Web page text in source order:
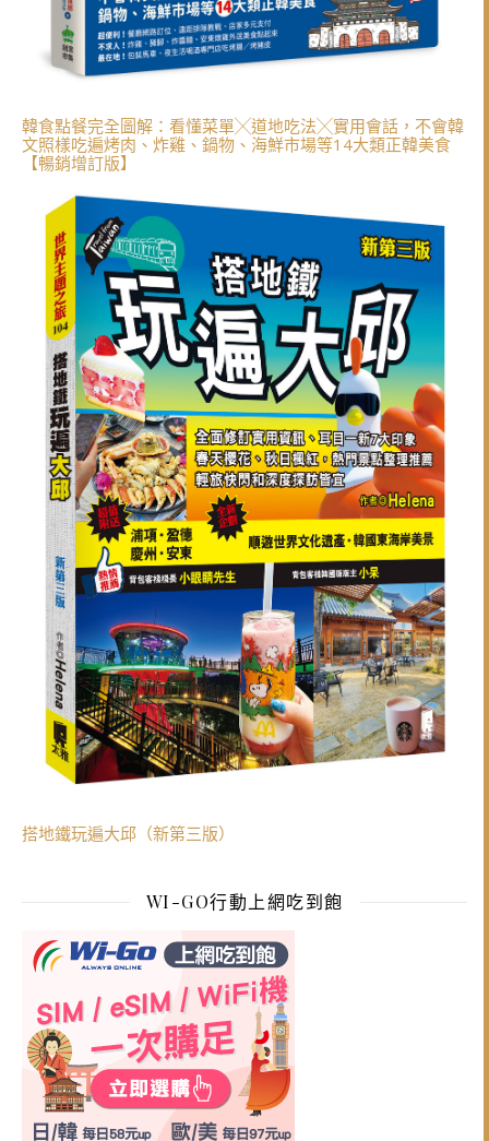
韓食點餐完全圖解：看懂菜單╳道地吃法╳實用會話，不會韓
文照樣吃遍烤肉、炸雞、鍋物、海鮮市場等14大類正韓美食
【暢銷增訂版】
搭地鐵玩遍大邱（新第三版）
WI-GO行動上網吃到飽